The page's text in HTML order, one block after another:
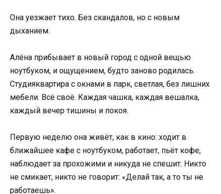
Она уезжает тихо. Без скандалов, но с новым
дыханием.
Алёна прибывает в новый город с одной вещью
ноутбуком, и ощущением, будто заново родилась.
Студияквартира с окнами в парк, светлая, без лишних
мебели. Всё своё. Каждая чашка, каждая вешалка,
каждый вечер тишины и покоя.
Первую неделю она живёт, как в кино: ходит в
ближайшее кафе с ноутбуком, работает, пьёт кофе,
наблюдает за прохожими и никуда не спешит. Никто
не смикает, никто не говорит: «Делай так, а то ты не
работаешь».